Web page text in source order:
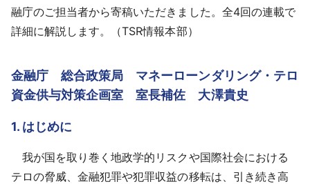
融庁のご担当者から寄稿いただきました。全4回の連載で
詳細に解説します。（TSR情報本部）
金融庁 総合政策局 マネーローンダリング・テロ
資金供与対策企画室 室長補佐 大澤貴史
1. はじめに
我が国を取り巻く地政学的リスクや国際社会における
テロの脅威、金融犯罪や犯罪収益の移転は、引き続き高